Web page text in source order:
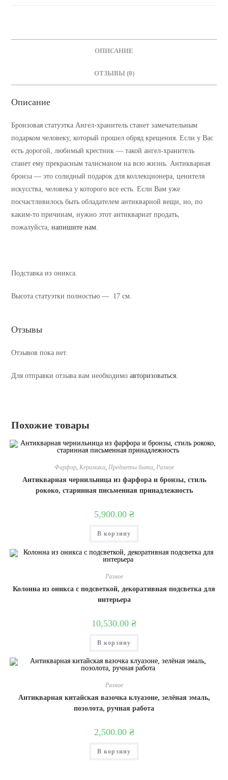
ОПИСАНИЕ
ОТЗЫВЫ (0)
Описание
Бронзовая статуэтка Ангел-хранитель станет замечательным
подарком человеку, который прошел обряд крещения. Если у Вас
есть дорогой, любимый крестник — такой ангел-хранитель
станет ему прекрасным талисманом на всю жизнь. Антикварная
бронза — это солидный подарок для коллекционера, ценителя
искусства, человека у которого все есть. Если Вам уже
посчастливилось быть обладателем антикварной вещи, но, по
каким-то причинам, нужно этот антиквариат продать,
пожалуйста,напишите нам.
Подставка из оникса.
Высота статуэтки полностью — 17 см.
Отзывы
Отзывов пока нет.
Для отправки отзыва вам необходимоавторизоваться.
Похожие товары
Фарфор, Керамика, Предметы быта, Разное
Антикварная чернильница из фарфора и бронзы, стиль
рококо, старинная письменная принадлежность
5,900.00 ₴
В корзину
Разное
Колонна из оникса с подсветкой, декоративная подсветка для
интерьера
10,530.00 ₴
В корзину
Разное
Антикварная китайская вазочка клуазоне, зелёная эмаль,
позолота, ручная работа
2,500.00 ₴
В корзину